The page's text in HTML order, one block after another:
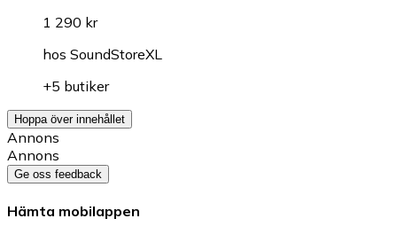
1 290 kr
hos SoundStoreXL
+5 butiker
Hoppa över innehållet
Annons
Annons
Ge oss feedback
Hämta mobilappen